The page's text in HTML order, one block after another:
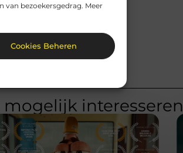
van bezoekersgedrag. Meer
Cookies Beheren
mogelijk interesseren